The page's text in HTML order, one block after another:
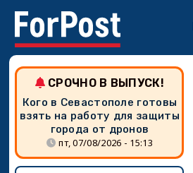
СРОЧНО В ВЫПУСК!
Кого в Севастополе готовы
взять на работу для защиты
города от дронов
пт, 07/08/2026 - 15:13